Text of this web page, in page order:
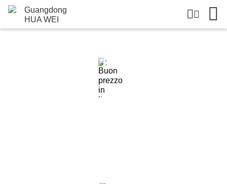
Dettagli Dei Prodotti